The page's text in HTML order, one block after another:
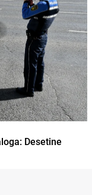
Desetine